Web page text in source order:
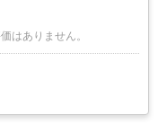
はありません。